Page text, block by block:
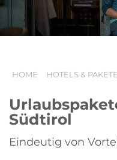
TOUREN &
SÜDTIROL &
HOME HOTELS & PAKETE
Südtirol
Eindeutig von